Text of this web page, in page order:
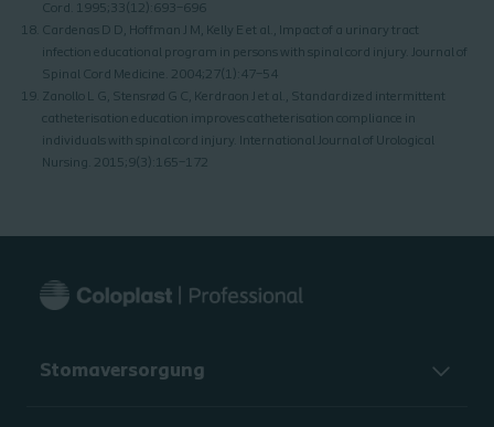
Cord. 1995;33(12):693–696
Cardenas D D, Hoffman J M, Kelly E et al., Impact of a urinary tract
infection educational program in persons with spinal cord injury. Journal of
Spinal Cord Medicine. 2004;27(1):47–54
Zanollo L G, Stensrød G C, Kerdraon J et al., Standardized intermittent
catheterisation education improves catheterisation compliance in
individuals with spinal cord injury. International Journal of Urological
Nursing. 2015;9(3):165–172
Stomaversorgung